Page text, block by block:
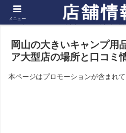
ホーム 中国 岡山の
岡山の大きいキャンプ用
ア大型店の場所と口コミ
本ページはプロモーションが含まれて
メニュー